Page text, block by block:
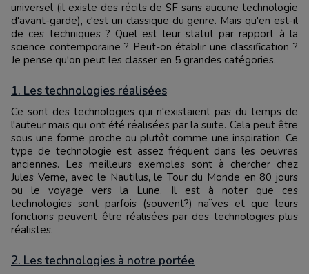
universel (il existe des récits de SF sans aucune technologie
d'avant-garde), c'est un classique du genre. Mais qu'en est-il
de ces techniques ? Quel est leur statut par rapport à la
science contemporaine ? Peut-on établir une classification ?
Je pense qu'on peut les classer en 5 grandes catégories.
1. Les technologies réalisées
Ce sont des technologies qui n'existaient pas du temps de
l'auteur mais qui ont été réalisées par la suite. Cela peut être
sous une forme proche ou plutôt comme une inspiration. Ce
type de technologie est assez fréquent dans les oeuvres
anciennes. Les meilleurs exemples sont à chercher chez
Jules Verne, avec le Nautilus, le Tour du Monde en 80 jours
ou le voyage vers la Lune. Il est à noter que ces
technologies sont parfois (souvent?) naïves et que leurs
fonctions peuvent être réalisées par des technologies plus
réalistes.
2. Les technologies à notre portée